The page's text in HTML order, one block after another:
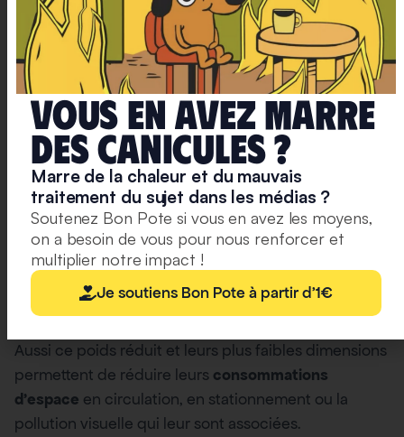
La voiture induit de nombreuses externalités
négativespour la société, que ces véhicules
permettraient également de réduire, dans des
proportions également variées selon les véhicules.
Il s’agit en particulier de la
pollution de l’air
supprimant les émissions à l’échappement, en raison
de la propulsion humaine et/ou électrique de ces
véhicules intermédiaires. Ils permettent aussi une
réduction des émissions de particules hors
échappement (abrasion des freins, des pneus, de la
chaussée) en raison notamment de leur poids plus
réduit.
Aussi ce poids réduit et leurs plus faibles dimensions
permettent de réduire leurs consommations
d’espace en circulation, en stationnement ou la
pollution visuelle qui leur sont associées.
Vous en avez marre
deS caniculeS ?
Marre de la chaleur et du mauvais
traitement du sujet dans les médias ?
Soutenez Bon Pote si vous en avez les moyens,
on a besoin de vous pour nous renforcer et
multiplier notre impact !
Je soutiens Bon Pote à partir d'1€